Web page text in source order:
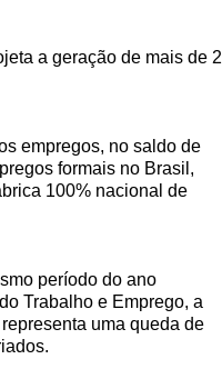
a geração de mais de 2
empregos, no saldo de
formais no Brasil,
100% nacional de
período do ano
Trabalho e Emprego, a
uma queda de